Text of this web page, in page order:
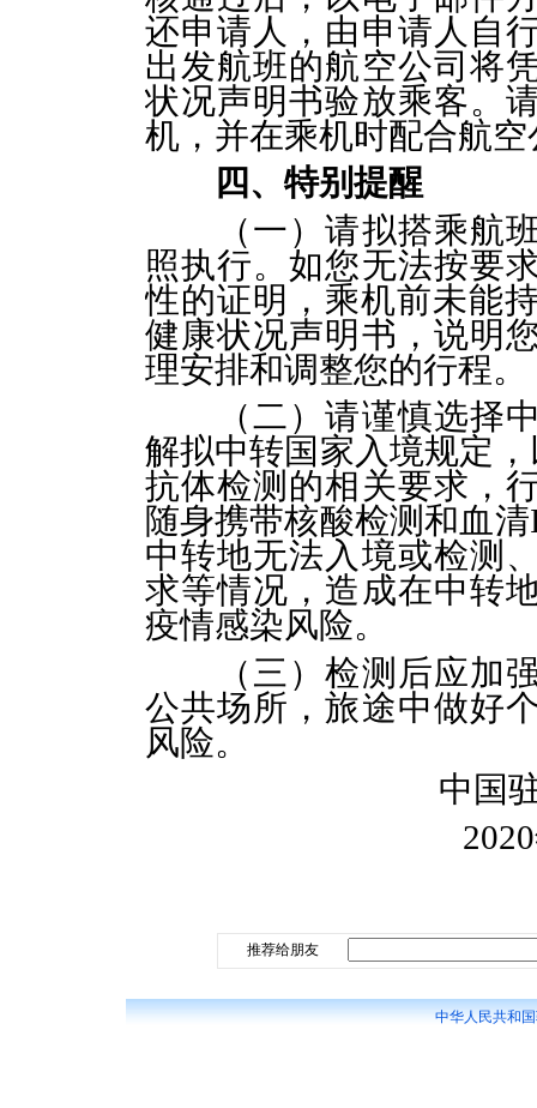
还申请人，由申请人自
出发航班的航空公司将
状况声明书验放乘客。
机，并在乘机时配合航
四、特别提醒
（一）请拟搭乘航
照执行。如您无法按要
性的证明，乘机前未能
健康状况声明书，说明
理安排和调整您的行程。
（二）请谨慎选择
解拟中转国家入境规定
抗体检测的相关要求，
随身携带核酸检测和血
中转地无法入境或检测
求等情况，造成在中转
疫情感染风险。
（三）检测后应加
公共场所，旅途中做好
风险。
中国
推荐给朋友
中华人民共和